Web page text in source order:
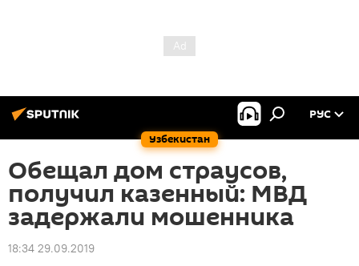
Узбекистан
РУС
Обещал дом страусов,
получил казенный: МВД
задержали мошенника
18:34 29.09.2019